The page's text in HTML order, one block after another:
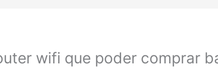
wifi que poder comprar